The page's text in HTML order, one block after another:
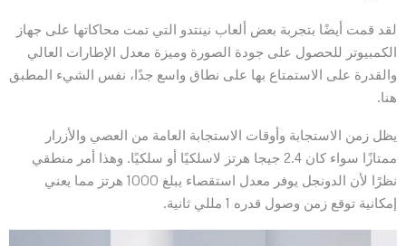
لقد قمت أيضًا بتجربة بعض ألعاب نينتدو التي تمت محاكاتها على جهاز
الكمبيوتر للحصول على جودة الصورة وميزة معدل الإطارات العالي
والقدرة على الاستمتاع بها على نطاق واسع جدًا، نفس الشيء المطبق
هنا.
يظل زمن الاستجابة وأوقات الاستجابة العامة من العصي والأزرار
ممتازًا سواء كان 2.4 جيجا هرتز لاسلكيًا أو سلكيًا. وهذا أمر منطقي
نظرًا لأن الدونجل يوفر معدل استقصاء يبلغ 1000 هرتز مما يعني
إمكانية توقع زمن وصول قدره 1 مللي ثانية.